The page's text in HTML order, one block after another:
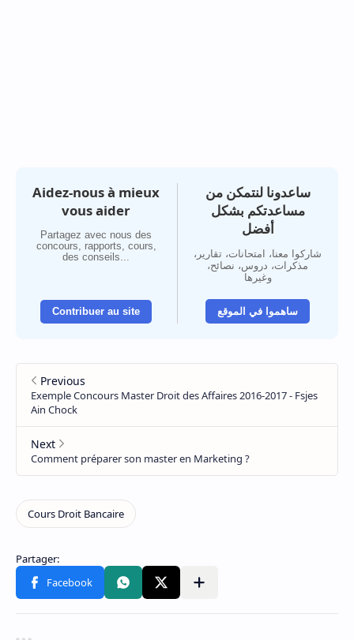
Aidez-nous à mieux
vous aider
Partagez avec nous des
concours, rapports, cours,
des conseils...
Contribuer au site
ساعدونا لنتمكن من
مساعدتكم بشكل
أفضل
شاركوا معنا، امتحانات، تقارير،
مذكرات، دروس، نصائح،
وغيرها
ساهموا في الموقع